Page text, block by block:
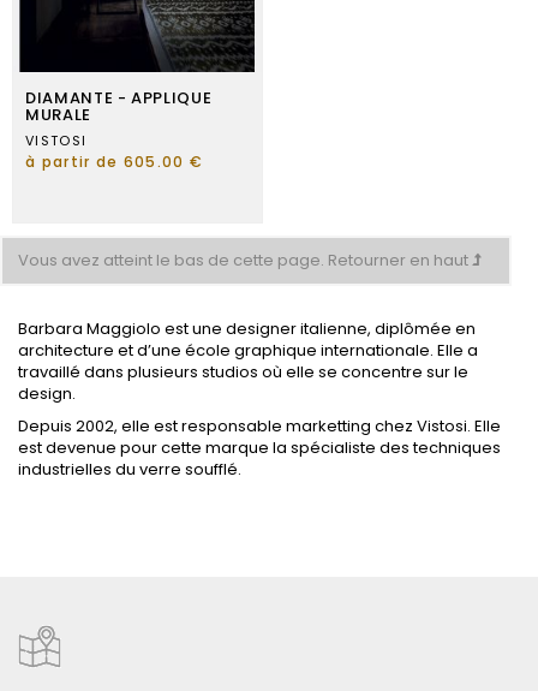
DIAMANTE - APPLIQUE
MURALE
VISTOSI
à partir de 605.00 €
Vous avez atteint le bas de cette page. Retourner en haut
Barbara Maggiolo est une designer italienne, diplômée en
architecture et d’une école graphique internationale. Elle a
travaillé dans plusieurs studios où elle se concentre sur le
design.
Depuis 2002, elle est responsable marketting chez Vistosi. Elle
est devenue pour cette marque la spécialiste des techniques
industrielles du verre soufflé.